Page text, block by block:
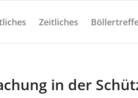
Zeitliches
in der